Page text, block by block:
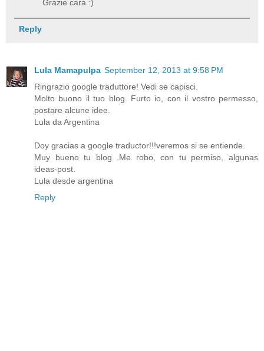
Grazie cara :)
Reply
Lula Mamapulpa September 12, 2013 at 9:58 PM
Ringrazio google traduttore! Vedi se capisci.
Molto buono il tuo blog. Furto io, con il vostro permesso,
postare alcune idee.
Lula da Argentina
Doy gracias a google traductor!!!veremos si se entiende.
Muy bueno tu blog .Me robo, con tu permiso, algunas
ideas-post.
Lula desde argentina
Reply